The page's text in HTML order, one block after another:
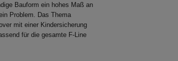
Bauform ein hohes Maß an
Problem. Das Thema
mit einer Kindersicherung
für die gesamte F-Line